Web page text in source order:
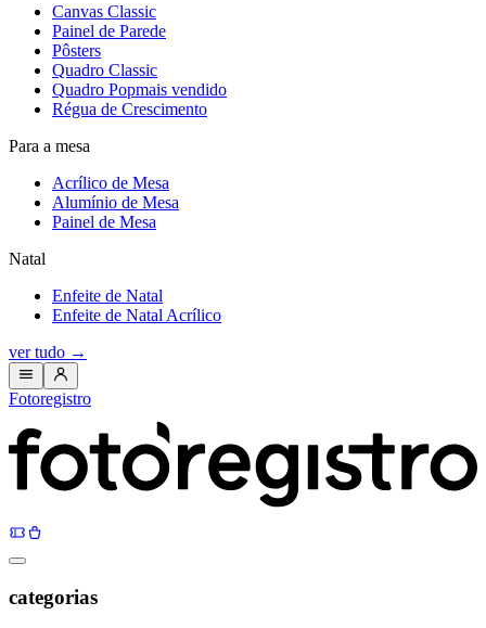
Canvas Classic
Painel de Parede
Pôsters
Quadro Classic
Quadro Popmais vendido
Régua de Crescimento
Para a mesa
Acrílico de Mesa
Alumínio de Mesa
Painel de Mesa
Natal
Enfeite de Natal
Enfeite de Natal Acrílico
ver tudo →
Fotoregistro
categorias